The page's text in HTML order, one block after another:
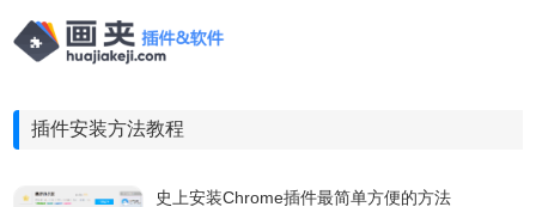
插件安装方法教程
史上安装Chrome插件最简单方便的方法